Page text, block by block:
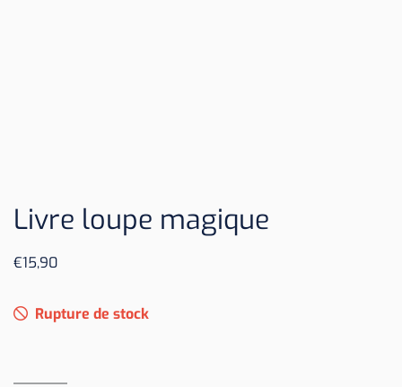
Livre loupe magique
€15,90
Rupture de stock